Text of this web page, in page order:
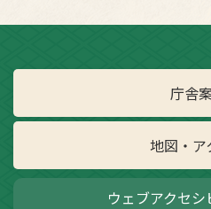
庁舎
地図・ア
ウェブアクセ